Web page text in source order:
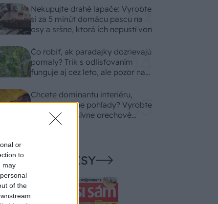
or
to
may
of the
Nekupujte drahé lapače: Vyrobte
si za 5 minút domácu pascu na
osy a sršne, ktorá ich nepustí von
Čo robiť, ak paradajky dozrievajú
pomaly? Trik s odlisťovaním
funguje aj cez leto, ale pozor na
Chcete dominantu interiéru,
ktorá pritiahne pohľady? Vyrobte
si takéto masívne orechové
svietidlo
NAŠE ČASOPISY